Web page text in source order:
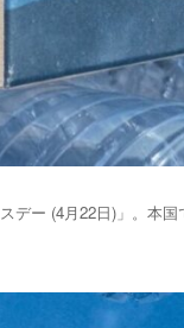
ー (4月22日)」。本